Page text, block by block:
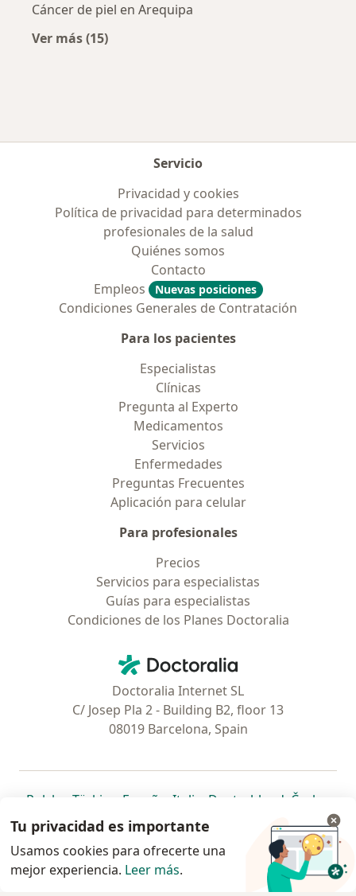
Cáncer de piel en Arequipa
Ver más (15)
Servicio
Privacidad y cookies
Política de privacidad para determinados
profesionales de la salud
Quiénes somos
Contacto
Empleos
Nuevas posiciones
Condiciones Generales de Contratación
Para los pacientes
Especialistas
Clínicas
Pregunta al Experto
Medicamentos
Servicios
Enfermedades
Preguntas Frecuentes
Aplicación para celular
Para profesionales
Precios
Servicios para especialistas
Guías para especialistas
Condiciones de los Planes Doctoralia
Doctoralia - Página de inicio
Doctoralia Internet SL
C/ Josep Pla 2 - Building B2, floor 13
08019 Barcelona, Spain
Polska se abre en una nueva pestaña
Türkiye se abre en una nueva pestaña
España se abre en una nueva pestaña
Italia se abre en una nueva
Deutschlandse abre en
Česko
Portugal
se abre en una nueva pestaña
México se abre en una nueva pestaña
Chile se abre en una nueva pestaña
Brasil se abre en una nueva
se abre en
se
se abre en una nueva
www.doctoralia.pe © 2026 - Encuentra tu
Tu privacidad es importante
Usamos cookies para ofrecerte una
mejor experiencia. Leer más.